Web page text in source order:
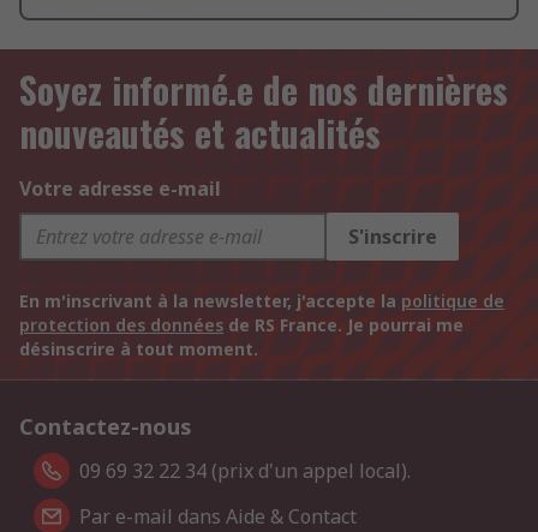
Soyez informé.e de nos dernières
nouveautés et actualités
Votre adresse e-mail
S'inscrire
En m'inscrivant à la newsletter, j'accepte la politique de
protection des données de RS France. Je pourrai me
désinscrire à tout moment.
Contactez-nous
09 69 32 22 34 (prix d'un appel local).
Par e-mail dans Aide & Contact